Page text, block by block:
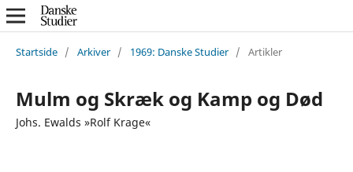
Startside / Arkiver / 1969: Danske Studier / Artikler
Mulm og Skræk og Kamp og Død
Johs. Ewalds »Rolf Krage«